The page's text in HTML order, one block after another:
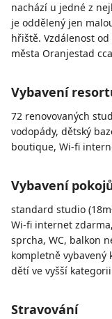
nachází u jedné z
je oddělený jen
hřiště. Vzdálenost
města Oranjestad
Vybavení
72 renovovaných
vodopády, dětský
boutique, Wi-fi
Vybavení
standard studio (18m
Wi-fi internet
sprcha, WC, balkon
kompletně vybavený
dětí ve vyšší
Stravování